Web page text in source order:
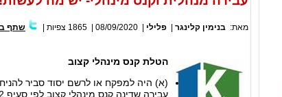
מאת: בנימין קלינגר פלילי 08/09/2020
1865 צפיות שתף
הטלת קנס מינהלי קצוב
(א) היה למפקח או לרשם יסוד סביר